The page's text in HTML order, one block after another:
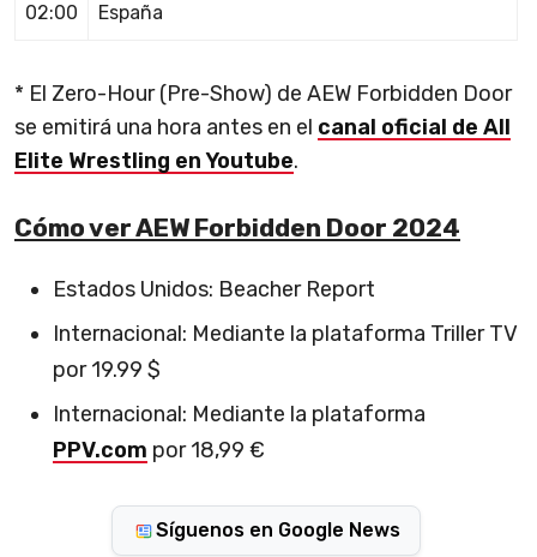
02:00 España
* El Zero-Hour (Pre-Show) de AEW Forbidden Door
se emitirá una hora antes en el canal oficial de All
Elite Wrestling en Youtube.
Cómo ver AEW Forbidden Door 2024
Estados Unidos: Beacher Report
Internacional: Mediante la plataforma Triller TV
por 19.99 $
Internacional: Mediante la plataforma
PPV.com por 18,99 €
Síguenos en Google News